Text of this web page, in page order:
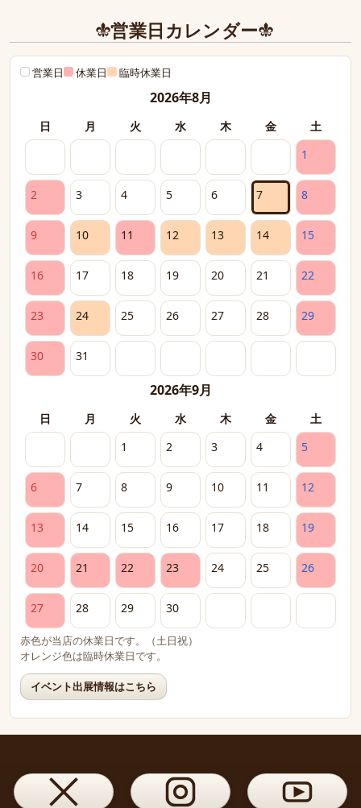
営業日カレンダー
営業日 休業日 臨時休業日
2026年8月
日 月 火 水 木 金
土
1
2 3 4 5 6 7 8
9 10 11 12 13 14 15
16 17 18 19 20 21 22
23 24 25 26 27 28 29
30 31
2026年9月
日 月 火 水 木 金
土
1
2 3 4 5
6 7 8 9 10 11 12
13 14 15 16 17 18 19
20 21 22 23 24 25 26
27 28 29 30
赤色が当店の休業日です。（土日祝）
オレンジ色は臨時休業日です。
イベント出展情報はこちら